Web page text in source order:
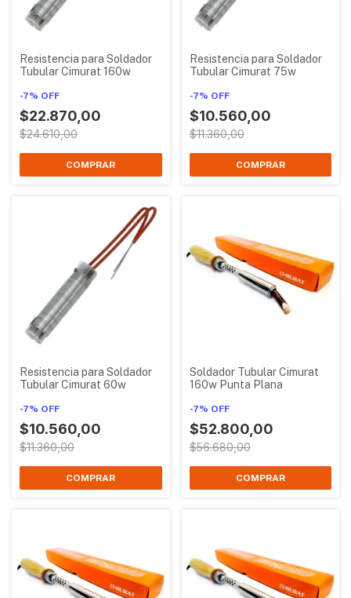
Resistencia para Soldador
Tubular Cimurat 160w
-7% OFF
$22.870,00
$24.610,00
Resistencia para Soldador
Tubular Cimurat 75w
-7% OFF
$10.560,00
$11.360,00
Resistencia para Soldador
Tubular Cimurat 60w
-7% OFF
$10.560,00
$11.360,00
Soldador Tubular Cimurat
160w Punta Plana
-7% OFF
$52.800,00
$56.680,00